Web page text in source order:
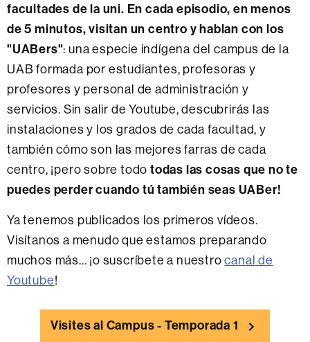
facultades de la uni. En cada episodio, en menos
de 5 minutos, visitan un centro y hablan con los
"UABers": una especie indígena del campus de la
UAB formada por estudiantes, profesoras y
profesores y personal de administración y
servicios. Sin salir de Youtube, descubrirás las
instalaciones y los grados de cada facultad, y
también cómo son las mejores farras de cada
centro, ¡pero sobre todo todas las cosas que no te
puedes perder cuando tú también seas UABer!
Ya tenemos publicados los primeros vídeos.
Visítanos a menudo que estamos preparando
muchos más... ¡o suscríbete a nuestrocanal de
Youtube!
Visites al Campus - Temporada 1